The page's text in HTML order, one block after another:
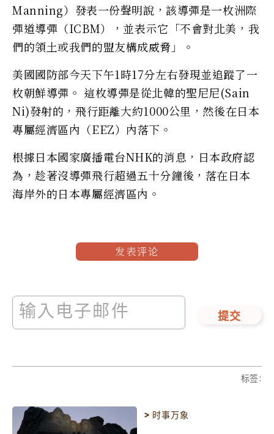
Manning）發表一份聲明說，該導彈是一枚洲際
彈道導彈（ICBM），並表示它「不會對北美，我
們的領土或我們的盟友構成威脅」。
美國國防部今天下午1時17分左右發現並追蹤了一
枚朝鮮導彈。 這枚導彈是從北韓的聖尼尼(Sain
Ni)發射的，飛行距離大約1000公里，然後在日本
專屬經濟區內（EEZ）內落下。
根據日本國家廣播電台NHK的消息，日本政府認
為，趁著沒導彈飛行超過五十分鐘後，落在日本
海岸外的日本專屬經濟區內。
发表评论
提交
标签:
> 时事万象